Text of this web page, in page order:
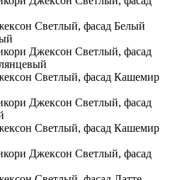
Джексон Светлый, фасад
Джексон Светлый, фасад
Джексон Светлый, фасад